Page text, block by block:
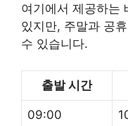
여기에서 제공하는
있지만, 주말과 공
수 있습니다.
출발 시간
09:00